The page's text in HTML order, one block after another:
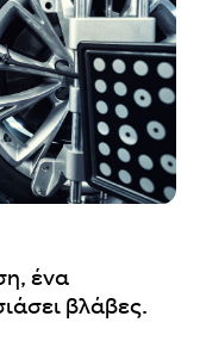
ένα
βλάβες.